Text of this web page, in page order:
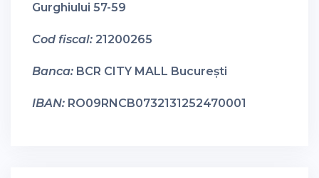
Gurghiului 57-59
Cod fiscal: 21200265
Banca: BCR CITY MALL București
IBAN: RO09RNCB0732131252470001